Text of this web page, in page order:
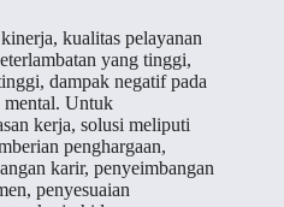
kualitas pelayanan
yang tinggi,
dampak negatif pada
mental. Untuk
kerja, solusi meliputi
penghargaan,
karir, penyeimbangan
penyesuaian